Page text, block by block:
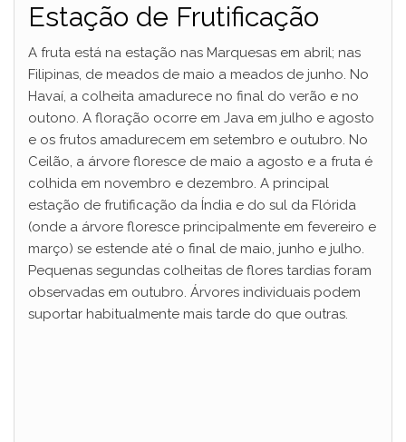
Estação de Frutificação
A fruta está na estação nas Marquesas em abril; nas
Filipinas, de meados de maio a meados de junho. No
Havaí, a colheita amadurece no final do verão e no
outono. A floração ocorre em Java em julho e agosto
e os frutos amadurecem em setembro e outubro. No
Ceilão, a árvore floresce de maio a agosto e a fruta é
colhida em novembro e dezembro. A principal
estação de frutificação da Índia e do sul da Flórida
(onde a árvore floresce principalmente em fevereiro e
março) se estende até o final de maio, junho e julho.
Pequenas segundas colheitas de flores tardias foram
observadas em outubro. Árvores individuais podem
suportar habitualmente mais tarde do que outras.